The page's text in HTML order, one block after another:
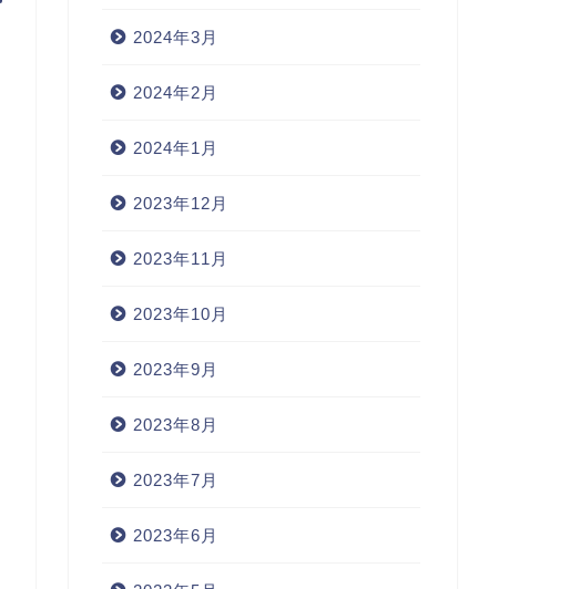
2024年3月
2024年2月
2024年1月
2023年12月
2023年11月
2023年10月
2023年9月
2023年8月
2023年7月
2023年6月